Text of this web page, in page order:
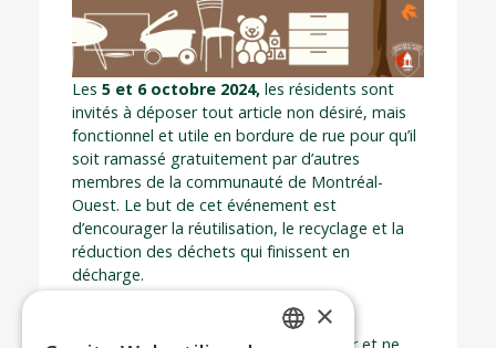
Les 5 et 6 octobre 2024, les résidents sont
invités à déposer tout article non désiré, mais
fonctionnel et utile en bordure de rue pour qu’il
soit ramassé gratuitement par d’autres
membres de la communauté de Montréal-
Ouest. Le but de cet événement est
d’encourager la réutilisation, le recyclage et la
réduction des déchets qui finissent en
décharge.
Veuillez noter que tous les articles non
×